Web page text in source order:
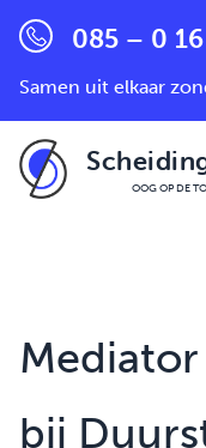
085 – 0
Samen uit elkaar
OOG OP DE
bij